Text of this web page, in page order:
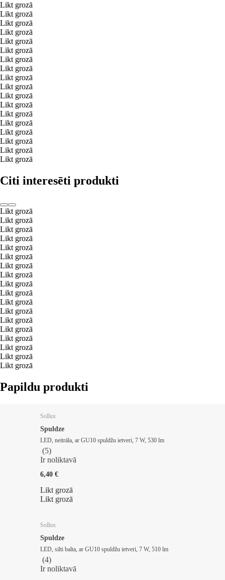
Likt grozā
Likt grozā
Likt grozā
Likt grozā
Likt grozā
Likt grozā
Likt grozā
Likt grozā
Likt grozā
Likt grozā
Likt grozā
Likt grozā
Likt grozā
Likt grozā
Likt grozā
Likt grozā
Likt grozā
Likt grozā
Citi interesēti produkti
Likt grozā
Likt grozā
Likt grozā
Likt grozā
Likt grozā
Likt grozā
Likt grozā
Likt grozā
Likt grozā
Likt grozā
Likt grozā
Likt grozā
Likt grozā
Likt grozā
Likt grozā
Likt grozā
Likt grozā
Likt grozā
Papildu produkti
Sollux
Spuldze
LED, neitrāla, ar GU10 spuldžu ietveri, 7 W, 530 lm
(5)
Ir noliktavā
6,40 €
Likt grozā
Likt grozā
Sollux
Spuldze
LED, silti balta, ar GU10 spuldžu ietveri, 7 W, 510 lm
(4)
Ir noliktavā